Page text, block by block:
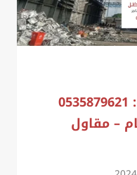
انشاء هناجر الظهران ت: 0535879621
– مقاول